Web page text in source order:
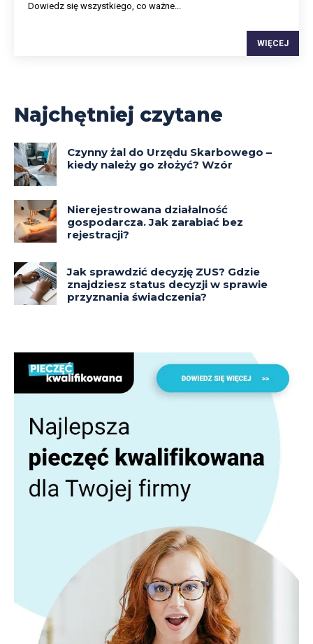
Dowiedz się wszystkiego, co ważne...
WIĘCEJ
Najchętniej czytane
Czynny żal do Urzędu Skarbowego –
kiedy należy go złożyć? Wzór
Nierejestrowana działalność
gospodarcza. Jak zarabiać bez
rejestracji?
Jak sprawdzić decyzję ZUS? Gdzie
znajdziesz status decyzji w sprawie
przyznania świadczenia?